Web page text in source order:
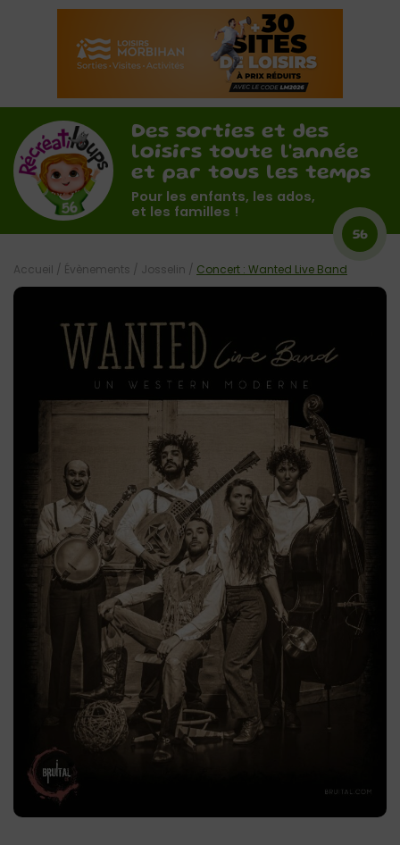
Des sorties et des
loisirs toute l'année
et par tous les temps
Pour les enfants, les ados,
et les familles !
56
Accueil / Évènements / Josselin / Concert : Wanted Live Band